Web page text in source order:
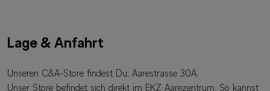
Lage & Anfahrt
Unseren C&A-Store findest Du: Aarestrasse 30A.
Unser Store befindet sich direkt im EKZ Aarezentrum. So kannst